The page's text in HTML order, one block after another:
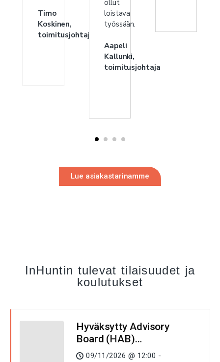
Timo
Koskinen,
toimitusjohtaja
ollut
loistava
työssään.
Aapeli
Kallunki,
toimitusjohtaja
Lue asiakastarinamme
InHuntin tulevat tilaisuudet ja
koulutukset
Hyväksytty Advisory
Board (HAB)
9.-10.11.2026
09/11/2026 @ 12:00 -